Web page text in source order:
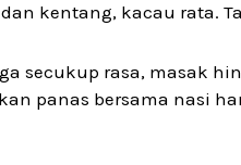
kentang, kacau rata.
secukup rasa, masak
panas bersama nasi